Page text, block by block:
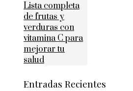
Lista completa
de frutas y
verduras con
vitamina C para
mejorar tu
salud
Entradas Recientes